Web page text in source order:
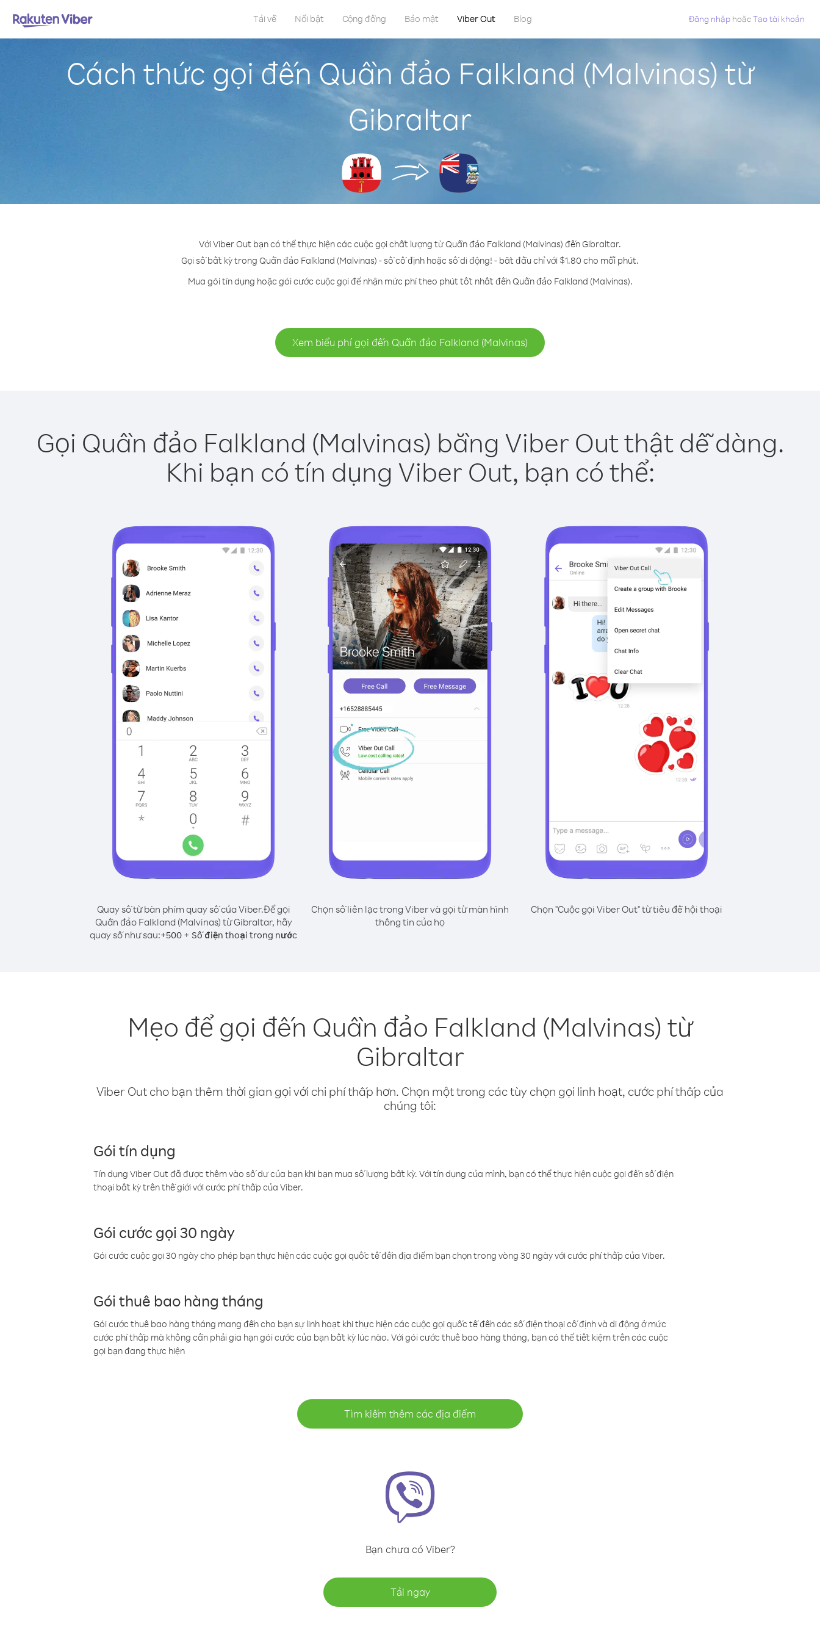
Tải về Nổi bật Cộng đồng Bảo mật Viber Out Blog Đăng nhập hoặcTạo tài khoản
Cách thức gọi đến Quần đảo Falkland (Malvinas) từ
Gibraltar
Với Viber Out bạn có thể thực hiện các cuộc gọi chất lượng từ Quần đảo Falkland (Malvinas) đến Gibraltar.
Gọi số bất kỳ trong Quần đảo Falkland (Malvinas) - số cố định hoặc số di động! - bắt đầu chỉ với $1.80 cho mỗi phút.
Mua gói tín dụng hoặc gói cước cuộc gọi để nhận mức phí theo phút tốt nhất đến Quần đảo Falkland (Malvinas).
Xem biểu phí gọi đến Quần đảo Falkland (Malvinas)
Gọi Quần đảo Falkland (Malvinas) bằng Viber Out thật dễ dàng.
Khi bạn có tín dụng Viber Out, bạn có thể:
Quay số từ bàn phím quay số của Viber.Để gọi
Quần đảo Falkland (Malvinas) từ Gibraltar, hãy
quay số như sau:+500 + Số điện thoại trong nước
Chọn số liên lạc trong Viber và gọi từ màn hình
thông tin của họ
Chọn "Cuộc gọi Viber Out" từ tiêu đề hội thoại
Mẹo để gọi đến Quần đảo Falkland (Malvinas) từ
Gibraltar
Viber Out cho bạn thêm thời gian gọi với chi phí thấp hơn. Chọn một trong các tùy chọn gọi linh hoạt, cước phí thấp của
chúng tôi:
Gói tín dụng
Tín dụng Viber Out đã được thêm vào số dư của bạn khi bạn mua số lượng bất kỳ. Với tín dụng của mình, bạn có thể thực hiện cuộc gọi đến số điện
thoại bất kỳ trên thế giới với cước phí thấp của Viber.
Gói cước gọi 30 ngày
Gói cước cuộc gọi 30 ngày cho phép bạn thực hiện các cuộc gọi quốc tế đến địa điểm bạn chọn trong vòng 30 ngày với cước phí thấp của Viber.
Gói thuê bao hàng tháng
Gói cước thuê bao hàng tháng mang đến cho bạn sự linh hoạt khi thực hiện các cuộc gọi quốc tế đến các số điện thoại cố định và di động ở mức
cước phí thấp mà không cần phải gia hạn gói cước của bạn bất kỳ lúc nào. Với gói cước thuê bao hàng tháng, bạn có thể tiết kiệm trên các cuộc
gọi bạn đang thực hiện
Tìm kiếm thêm các địa điểm
Bạn chưa có Viber?
Tải ngay